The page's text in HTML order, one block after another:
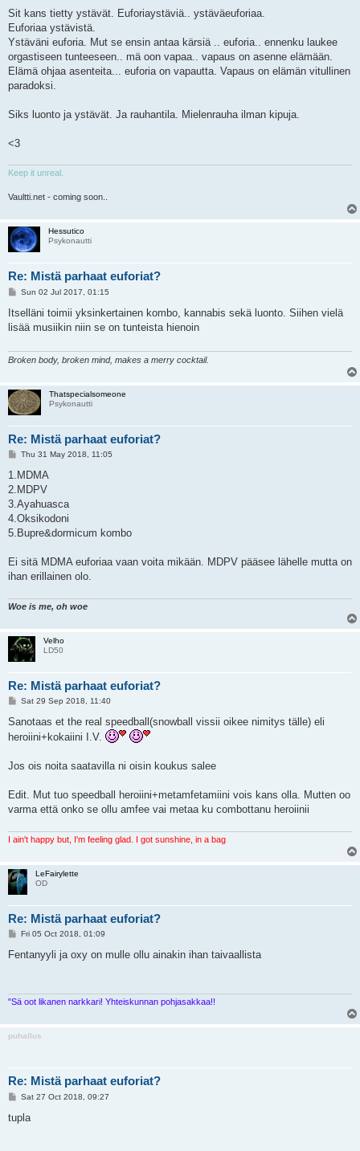
Sit kans tietty ystävät. Euforiaystäviä.. ystäväeuforiaa.
Euforiaa ystävistä.
Ystäväni euforia. Mut se ensin antaa kärsiä .. euforia.. ennenku laukee
orgastiseen tunteeseen.. mä oon vapaa.. vapaus on asenne elämään.
Elämä ohjaa asenteita... euforia on vapautta. Vapaus on elämän vitullinen
paradoksi.
Siks luonto ja ystävät. Ja rauhantila. Mielenrauha ilman kipuja.
<3
Keep it unreal.
Vaultti.net - coming soon..
Hessutico
Psykonautti
Re: Mistä parhaat euforiat?
P
s
Sun 02 Jul 2017, 01:15
Itselläni toimii yksinkertainen kombo, kannabis sekä luonto. Siihen vielä
lisää musiikin niin se on tunteista hienoin
Broken body, broken mind, makes a merry cocktail.
Thatspecialsomeone
Psykonautti
Re: Mistä parhaat euforiat?
P
s
Thu 31 May 2018, 11:05
1.MDMA
2.MDPV
3.Ayahuasca
4.Oksikodoni
5.Bupre&dormicum kombo
Ei sitä MDMA euforiaa vaan voita mikään. MDPV pääsee lähelle mutta on
ihan erillainen olo.
Woe is me, oh woe
Velho
LD50
Re: Mistä parhaat euforiat?
P
s
Sat 29 Sep 2018, 11:40
Sanotaas et the real speedball(snowball vissii oikee nimitys tälle) eli
heroiini+kokaiini I.V.
Jos ois noita saatavilla ni oisin koukus salee
Edit. Mut tuo speedball heroiini+metamfetamiini vois kans olla. Mutten oo
varma että onko se ollu amfee vai metaa ku combottanu heroiinii
I ain't happy but, I'm feeling glad. I got sunshine, in a bag
LeFairylette
OD
Re: Mistä parhaat euforiat?
P
s
Fri 05 Oct 2018, 01:09
Fentanyyli ja oxy on mulle ollu ainakin ihan taivaallista
"Sä oot likanen narkkari! Yhteiskunnan pohjasakkaa!!
puhallus
Re: Mistä parhaat euforiat?
P
s
t
Sat 27 Oct 2018, 09:27
tupla